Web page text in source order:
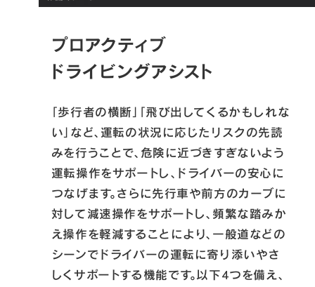
プロアクティブ
ドライビングアシスト
「歩行者の横断」「飛び出してくるかもしれな
い」など、運転の状況に応じたリスクの先読
みを行うことで、危険に近づきすぎないよう
運転操作をサポートし、ドライバーの安心に
つなげます。さらに先行車や前方のカーブに
対して減速操作をサポートし、頻繁な踏みか
え操作を軽減することにより、一般道などの
シーンでドライバーの運転に寄り添いやさ
しくサポートする機能です。以下4つを備え、